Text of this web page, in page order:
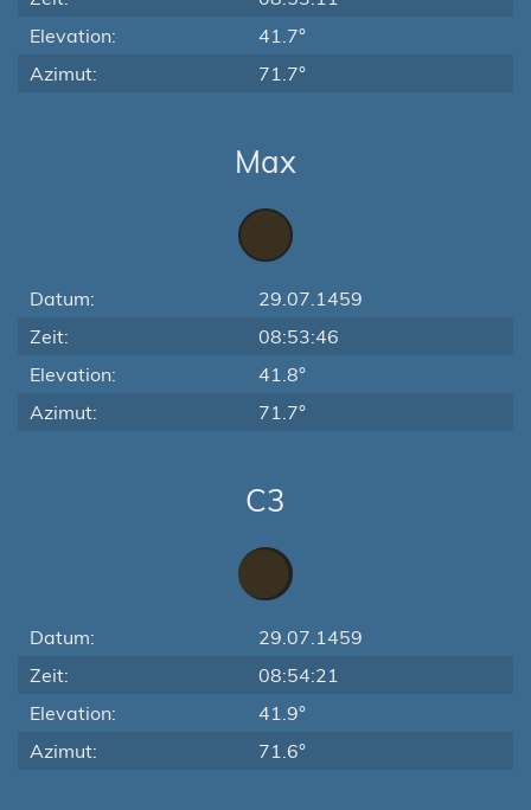
Elevation:
41.7°
Azimut:
71.7°
Max
Datum:
29.07.1459
Zeit:
08:53:46
Elevation:
41.8°
Azimut:
71.7°
C3
Datum:
29.07.1459
Zeit:
08:54:21
Elevation:
41.9°
Azimut:
71.6°